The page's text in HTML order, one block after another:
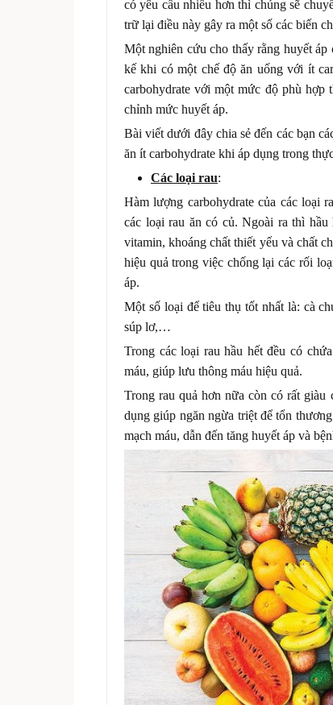
có yêu cầu nhiều hơn thì chúng sẽ
trữ lại điều này gây ra một số các biến
Một nghiên cứu cho thấy rằng huyết
kế khi có một chế độ ăn uống với ít
carbohydrate với một mức độ phù hợp
chỉnh mức huyết áp.
Bài viết dưới đây chia sẻ đến các bạn
ăn ít carbohydrate khi áp dụng trong
Các loại rau:
Hàm lượng carbohydrate của các loại
các loại rau ăn có củ. Ngoài ra thì
vitamin, khoáng chất thiết yếu và chất
hiệu quả trong việc chống lại các rối
áp.
Một số loại để tiêu thụ tốt nhất là: cà
súp lơ,…
Trong các loại rau hầu hết đều có
máu, giúp lưu thông máu hiệu quả.
Trong rau quả hơn nữa còn có rất
dụng giúp ngăn ngừa triệt để tổn
mạch máu, dẫn đến tăng huyết áp và